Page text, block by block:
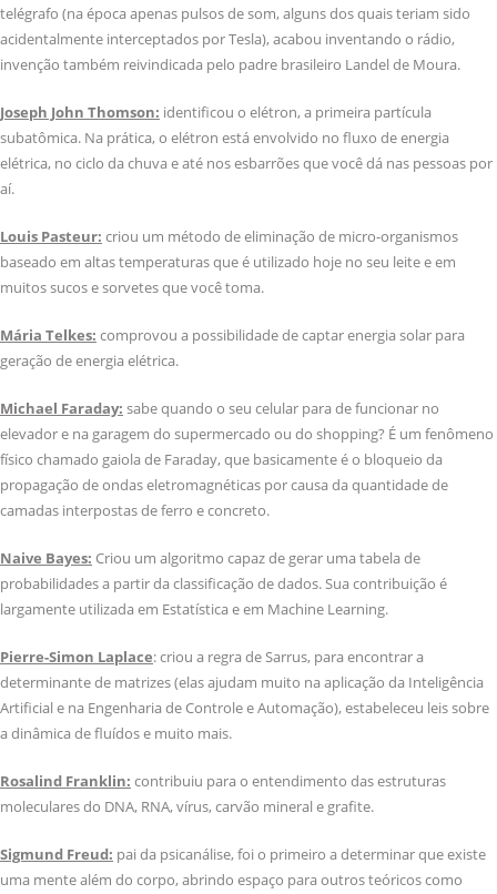
telégrafo (na época apenas pulsos de som, alguns dos quais teriam sido
acidentalmente interceptados por Tesla), acabou inventando o rádio,
invenção também reivindicada pelo padre brasileiro Landel de Moura.
Joseph John Thomson: identificou o elétron, a primeira partícula
subatômica. Na prática, o elétron está envolvido no fluxo de energia
elétrica, no ciclo da chuva e até nos esbarrões que você dá nas pessoas por
aí.
Louis Pasteur: criou um método de eliminação de micro-organismos
baseado em altas temperaturas que é utilizado hoje no seu leite e em
muitos sucos e sorvetes que você toma.
Mária Telkes: comprovou a possibilidade de captar energia solar para
geração de energia elétrica.
Michael Faraday: sabe quando o seu celular para de funcionar no
elevador e na garagem do supermercado ou do shopping? É um fenômeno
físico chamado gaiola de Faraday, que basicamente é o bloqueio da
propagação de ondas eletromagnéticas por causa da quantidade de
camadas interpostas de ferro e concreto.
Naive Bayes: Criou um algoritmo capaz de gerar uma tabela de
probabilidades a partir da classificação de dados. Sua contribuição é
largamente utilizada em Estatística e em Machine Learning.
Pierre-Simon Laplace: criou a regra de Sarrus, para encontrar a
determinante de matrizes (elas ajudam muito na aplicação da Inteligência
Artificial e na Engenharia de Controle e Automação), estabeleceu leis sobre
a dinâmica de fluídos e muito mais.
Rosalind Franklin: contribuiu para o entendimento das estruturas
moleculares do DNA, RNA, vírus, carvão mineral e grafite.
Sigmund Freud: pai da psicanálise, foi o primeiro a determinar que existe
uma mente além do corpo, abrindo espaço para outros teóricos como